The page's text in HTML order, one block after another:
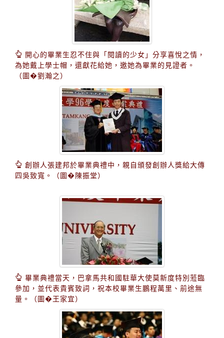
開心的畢業生忍不住與「閱讀的少女」分享喜悅之情，
為她戴上學士帽，還獻花給她，邀她為畢業的見證者。
（圖�劉瀚之）
創辦人張建邦於畢業典禮中，親自頒發創辦人獎給大傳
四吳致寬。（圖�陳振堂）
畢業典禮當天，巴拿馬共和國駐華大使莫新度特別蒞臨
參加，並代表貴賓致詞，祝本校畢業生鵬程萬里、前途無
量。（圖�王家宜）